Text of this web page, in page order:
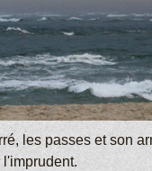
les passes et son